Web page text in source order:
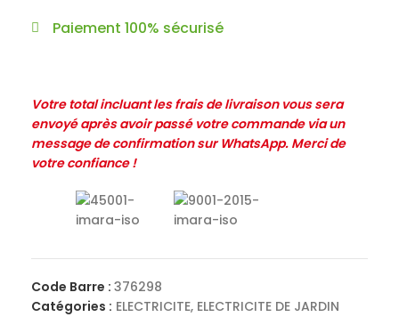
Paiement 100% sécurisé
Votre total incluant les frais de livraison vous sera
envoyé après avoir passé votre commande via un
message de confirmation sur WhatsApp. Merci de
votre confiance !
Code Barre : 376298
Catégories : ELECTRICITE, ELECTRICITE DE JARDIN